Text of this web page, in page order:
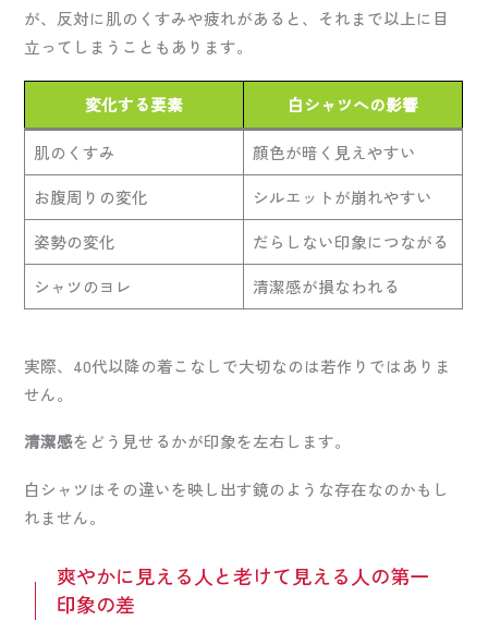
が、反対に肌のくすみや疲れがあると、それまで以上に目
立ってしまうこともあります。
変化する要素 白シャツへの影響
肌のくすみ
顔色が暗く見えやすい
お腹周りの変化
シルエットが崩れやすい
姿勢の変化
だらしない印象につながる
シャツのヨレ
清潔感が損なわれる
実際、40代以降の着こなしで大切なのは若作りではありま
せん。
清潔感をどう見せるかが印象を左右します。
白シャツはその違いを映し出す鏡のような存在なのかもし
れません。
爽やかに見える人と老けて見える人の第一
印象の差